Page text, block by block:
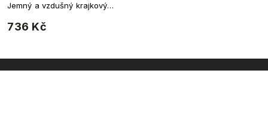
736 Kč
Jemný a vzdušný krajkový
originální přehoz přes vaše